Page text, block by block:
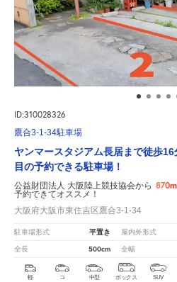
ID:310028326
鷹合3-1-34駐車場
ヤンマースタジアム長居まで徒歩
目の予約できる駐車場！
公益財団法人 大阪陸上競技協会から 870m
予約できてオススメ！
大阪府大阪市東住吉区鷹合3-1-34
駐車場形式 平置き 屋内外形式
全長 500cm 全幅
軽 コ 中型 ボックス SUV